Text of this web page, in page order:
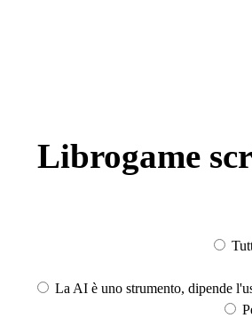
Librogame
La AI è uno strumento, dipende